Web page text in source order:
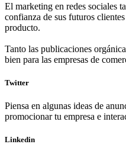
El marketing en redes sociales
confianza de sus futuros
producto.
Tanto las publicaciones
bien para las empresas de
Twitter
Piensa en algunas ideas de
promocionar tu empresa e
Linkedin